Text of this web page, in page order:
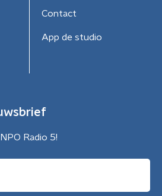
Contact
App de studio
Radio 5!